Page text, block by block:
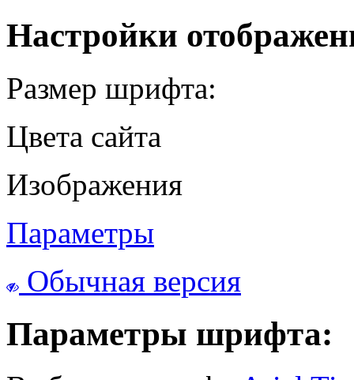
Настройки
Размер шрифта:
Цвета сайта
Изображения
Параметры
Обычная версия
Параметры шрифта: